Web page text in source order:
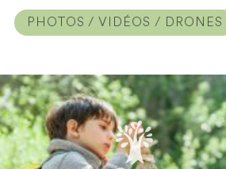
PHOTOS / VIDÉOS / DRONES